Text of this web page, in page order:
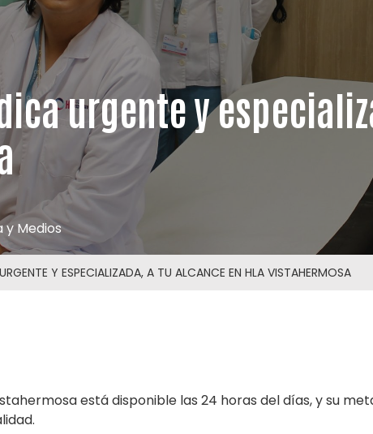
urgente y
y Medios
Y ESPECIALIZADA, A TU ALCANCE EN HLA VISTAHERMOSA
está disponible las 24 horas del días, y su